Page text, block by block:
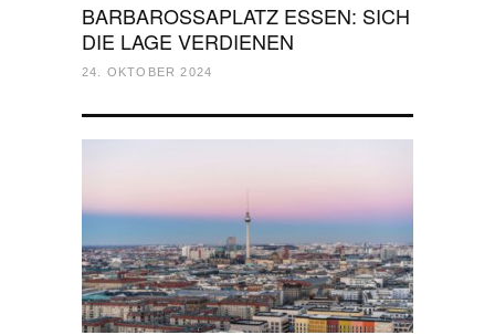
BARBAROSSAPLATZ ESSEN: SICH
DIE LAGE VERDIENEN
24. OKTOBER 2024